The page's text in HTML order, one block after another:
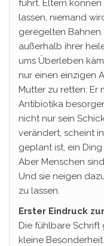
führt. Eltern
lassen, niemand
geregelten
außerhalb ihrer
ums Überleben
nur einen einzigen
Mutter zu retten: Er
Antibiotika
nicht nur sein
verändert, scheint
geplant ist, ein
Aber Menschen
Und sie neigen
zu lassen.
Erster Eindruck
Die fühlbare Schrift
kleine